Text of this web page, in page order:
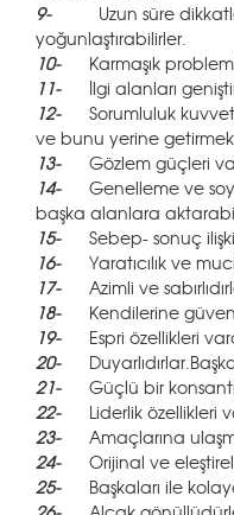
9- Uzun süre
yoğunlaştırabilirler.
10- Karmaşık
11- İlgi alanları
12- Sorumluluk
ve bunu yerine
13- Gözlem güçleri
14- Genelleme ve
başka alanlara
15- Sebep- sonuç
16- Yaratıcılık ve
17- Azimli ve
18- Kendilerine
19- Espri özellikleri
20-
21- Güçlü bir
22- Liderlik özellikleri
23- Amaçlarına
24- Orijinal ve
25- Başkaları ile